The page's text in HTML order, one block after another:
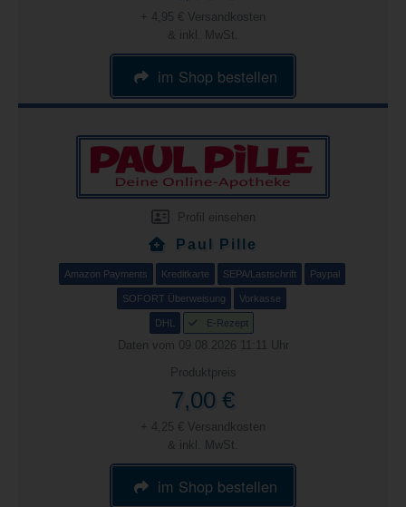
+ 4,95 € Versandkosten
& inkl. MwSt.
im Shop bestellen
Profil einsehen
Paul Pille
Amazon Payments Kreditkarte SEPA/Lastschrift Paypal
SOFORT Überweisung Vorkasse
DHL E-Rezept
Daten vom 09.08.2026 11:11 Uhr
Produktpreis
7,00 €
+ 4,25 € Versandkosten
& inkl. MwSt.
im Shop bestellen